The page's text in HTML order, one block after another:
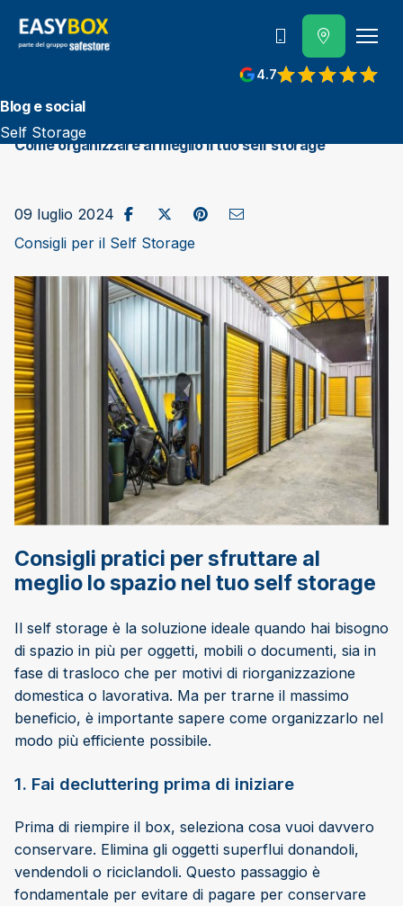
4.7
View reviews on Google
800 202 662
Blog e social
Self Storage
Come organizzare al meglio il tuo self storage
09 luglio 2024Condividi su Facebook
Pubblica su X/Twitter
Condividi su Pinterest
Invia come e-mail
Consigli per il Self Storage
Consigli pratici per sfruttare al
meglio lo spazio nel tuo self storage
Il self storage è la soluzione ideale quando hai bisogno
di spazio in più per oggetti, mobili o documenti, sia in
fase di trasloco che per motivi di riorganizzazione
domestica o lavorativa. Ma per trarne il massimo
beneficio, è importante sapere come organizzarlo nel
modo più efficiente possibile.
1. Fai decluttering prima di iniziare
Prima di riempire il box, seleziona cosa vuoi davvero
conservare. Elimina gli oggetti superflui donandoli,
vendendoli o riciclandoli. Questo passaggio è
fondamentale per evitare di pagare per conservare